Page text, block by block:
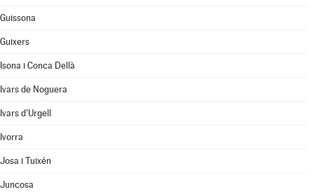
Guissona
Guixers
Isona i Conca Dellà
Ivars de Noguera
Ivars d'Urgell
Ivorra
Josa i Tuixén
Juncosa